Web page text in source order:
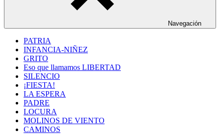
Navegación
PATRIA
INFANCIA-NIÑEZ
GRITO
Eso que llamamos LIBERTAD
SILENCIO
¡FIESTA!
LA ESPERA
PADRE
LOCURA
MOLINOS DE VIENTO
CAMINOS